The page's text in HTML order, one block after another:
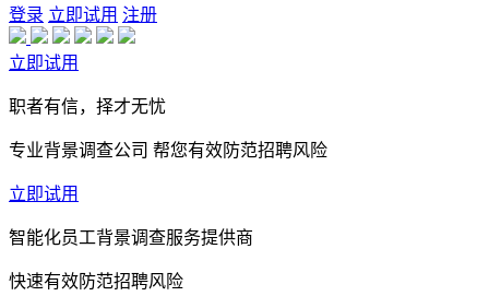
登录 立即试用 注册
立即试用
职者有信，择才无忧
专业背景调查公司 帮您有效防范招聘风险
立即试用
智能化员工背景调查服务提供商
快速有效防范招聘风险